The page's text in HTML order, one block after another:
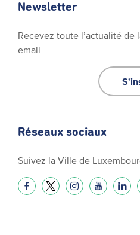
Newsletter
Recevez toute l’actualité de
email
Réseaux sociaux
Suivez la Ville de